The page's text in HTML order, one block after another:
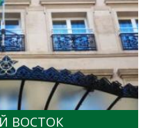
ВОСТОК